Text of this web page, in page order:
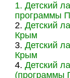
1. Детский
программы
2. Детский
Крым
3. Детский
Крым
4. Детский
(программы